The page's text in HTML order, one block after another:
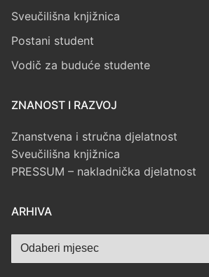
Sveučilišna knjižnica
Postani student
Vodič za buduće studente
ZNANOST I RAZVOJ
Znanstvena i stručna djelatnost
Sveučilišna knjižnica
PRESSUM – nakladnička djelatnost
ARHIVA
Arhiva